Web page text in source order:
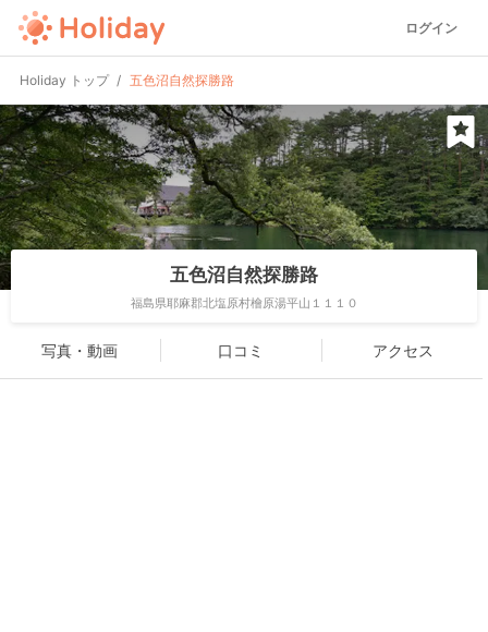
ログイン
Holiday トップ 五色沼自然探勝路
五色沼自然探勝路
福島県耶麻郡北塩原村檜原湯平山１１１０
写真・動画 口コミ アクセス